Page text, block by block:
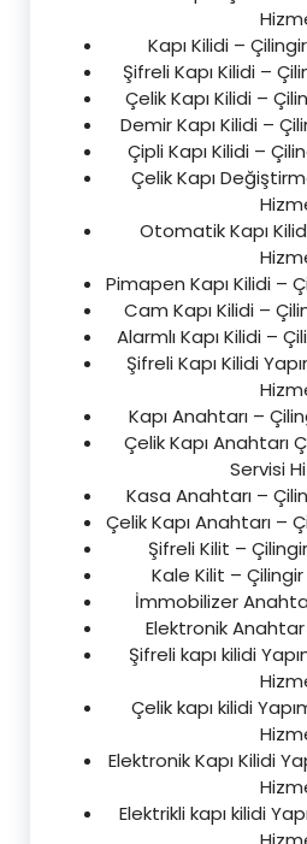
Kapı Kilidi –
Şifreli Kapı Kilidi –
Çelik Kapı Kilidi –
Demir Kapı Kilidi –
Çipli Kapı Kilidi –
Çelik Kapı
Otomatik Kapı
Pimapen Kapı Kilidi –
Cam Kapı Kilidi –
Alarmlı Kapı Kilidi –
Şifreli Kapı Kilidi
Kapı Anahtarı –
Çelik Kapı Anahtarı
Servisi
Kasa Anahtarı –
Çelik Kapı Anahtarı –
Şifreli Kilit –
Kale Kilit –
İmmobilizer
Elektronik Anahtar
Şifreli kapı kilidi
Çelik kapı kilidi
Elektronik Kapı Kilidi
Elektrikli kapı kilidi